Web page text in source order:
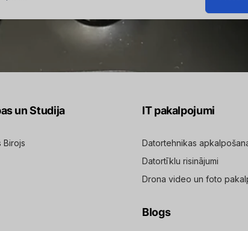
un Studija
Birojs
IT pakalpojumi
Datortehnikas
Datortīklu risinājumi
Drona video un foto
Blogs